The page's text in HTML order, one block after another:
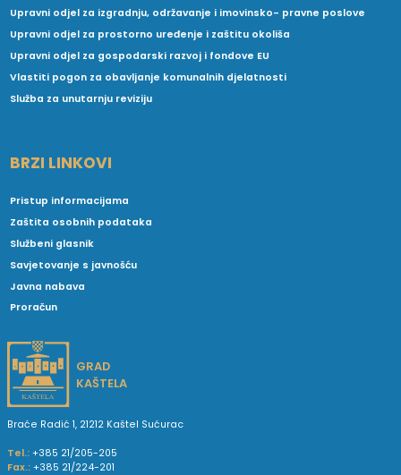
Upravni odjel za izgradnju, održavanje i imovinsko- pravne poslove
Upravni odjel za prostorno uređenje i zaštitu okoliša
Upravni odjel za gospodarski razvoj i fondove EU
Vlastiti pogon za obavljanje komunalnih djelatnosti
Služba za unutarnju reviziju
BRZI LINKOVI
Pristup informacijama
Zaštita osobnih podataka
Službeni glasnik
Savjetovanje s javnošću
Javna nabava
Proračun
GRAD
KAŠTELA
Braće Radić 1, 21212 Kaštel Sućurac
Tel.: +385 21/205-205
Fax.: +385 21/224-201